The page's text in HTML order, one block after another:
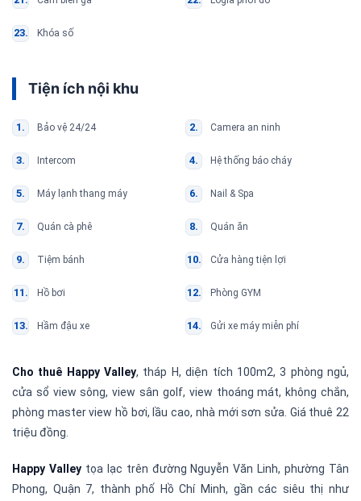
Khóa số
Tiện ích nội khu
Bảo vệ 24/24 Camera an ninh
Intercom Hệ thống báo cháy
Máy lạnh thang máy Nail & Spa
Quán cà phê Quán ăn
Tiệm bánh Cửa hàng tiện lợi
Hồ bơi Phòng GYM
Hầm đậu xe Gửi xe máy miễn phí
Cho thuê Happy Valley, tháp H, diện tích 100m2, 3 phòng ngủ,
cửa sổ view sông, view sân golf, view thoáng mát, không chắn,
phòng master view hồ bơi, lầu cao, nhà mới sơn sửa. Giá thuê 22
triệu đồng.
Happy Valleytọa lạc trên đường Nguyễn Văn Linh, phường Tân
Phong, Quận 7, thành phố Hồ Chí Minh, gần các siêu thị như